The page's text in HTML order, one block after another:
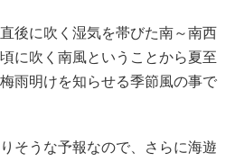
後に吹く湿気を帯びた南～南西
に吹く南風ということから夏至
雨明けを知らせる季節風の事で
そうな予報なので、さらに海遊